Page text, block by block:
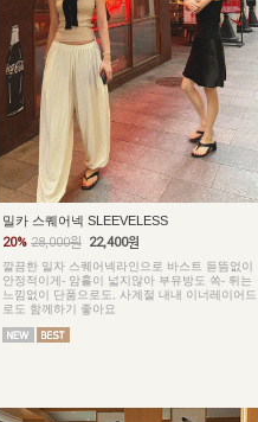
밀카 스퀘어넥 SLEEVELESS
20% 28,000원 22,400원
깔끔한 일자 스퀘어넥라인으로 바스트 듣뜸없이
안정적이게- 암홀이 넓지않아 부유방도 쏙- 튀는
느낌없이 단품으로도, 사계절 내내 이너레이어드
로도 함께하기 좋아요